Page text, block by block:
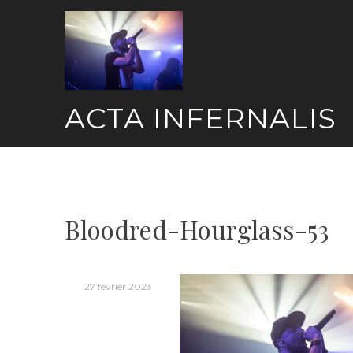
ACTA INFERNALIS
Bloodred-Hourglass-53
27 février 2023